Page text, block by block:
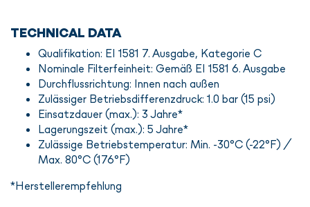
TECHNICAL DATA
Qualifikation: EI 1581 7. Ausgabe, Kategorie C
Nominale Filterfeinheit: Gemäß EI 1581 6. Ausgabe
Durchflussrichtung: Innen nach außen
Zulässiger Betriebsdifferenzdruck: 1.0 bar (15 psi)
Einsatzdauer (max.): 3 Jahre*
Lagerungszeit (max.): 5 Jahre*
Zulässige Betriebstemperatur: Min. -30°C (-22°F) /
Max. 80°C (176°F)
*Herstellerempfehlung